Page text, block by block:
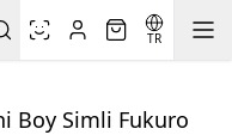
TR
Boy Simli Fukuro